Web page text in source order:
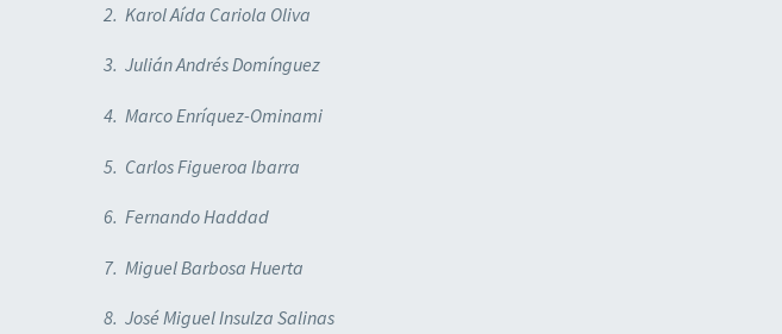
2. Karol Aída Cariola Oliva
3. Julián Andrés Domínguez
4. Marco Enríquez-Ominami
5. Carlos Figueroa Ibarra
6. Fernando Haddad
7. Miguel Barbosa Huerta
8. José Miguel Insulza Salinas